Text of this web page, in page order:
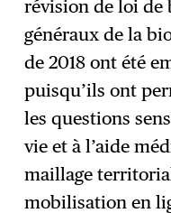
révision de loi de
généraux de la
de 2018 ont été
puisqu’ils ont
les questions
vie et à l’aide
maillage
mobilisation en